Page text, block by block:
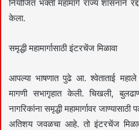
नियोजित भक्ती महामार्ग राज्य शासनाने
केला.
समृद्धी महामार्गासाठी इंटरचेंज मिळावा
आपल्या भाषणात पुढे आ. श्वेताताई महाले
मागणी सभागृहात केली. चिखली,
नागरिकांना समृद्धी महामार्गावर
अतिशय जवळचा आहे. तो इंटरचेंज